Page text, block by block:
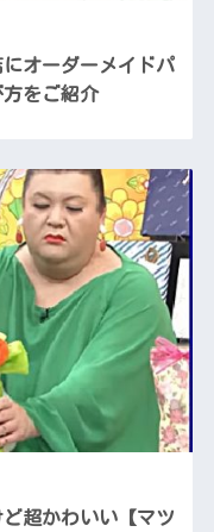
オーダーメイドパ
をご紹介
超かわいい【マツ